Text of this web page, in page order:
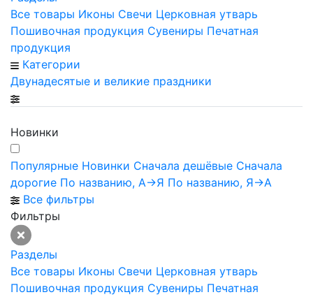
Все товары Иконы Свечи Церковная утварь
Пошивочная продукция Сувениры Печатная
продукция
Категории
Двунадесятые и великие праздники
Новинки
Популярные Новинки Сначала дешёвые Сначала
дорогие По названию, А->Я По названию, Я->А
Все фильтры
Фильтры
Разделы
Все товары Иконы Свечи Церковная утварь
Пошивочная продукция Сувениры Печатная